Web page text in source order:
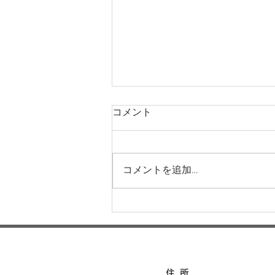
本日の給食メニュー(08/04)
ー梅賀山保育園 益田市保育
コメント
コメントを追加…
住所